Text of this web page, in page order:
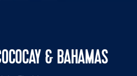
& BAHAMAS